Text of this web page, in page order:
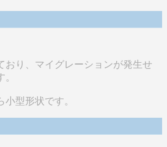
おり、マイグレーションが発生せ
型形状です。